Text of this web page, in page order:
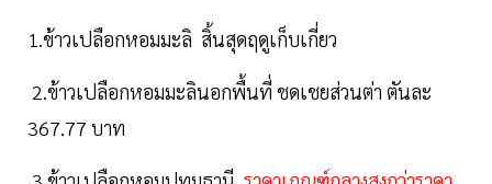
1.ข้าวเปลือกหอมมะลิ สิ้นสุดฤดูเก็บเกี่ยว
2.ข้าวเปลือกหอมมะลินอกพื้นที่ ชดเชยส่วนต่า ตันละ
367.77 บาท